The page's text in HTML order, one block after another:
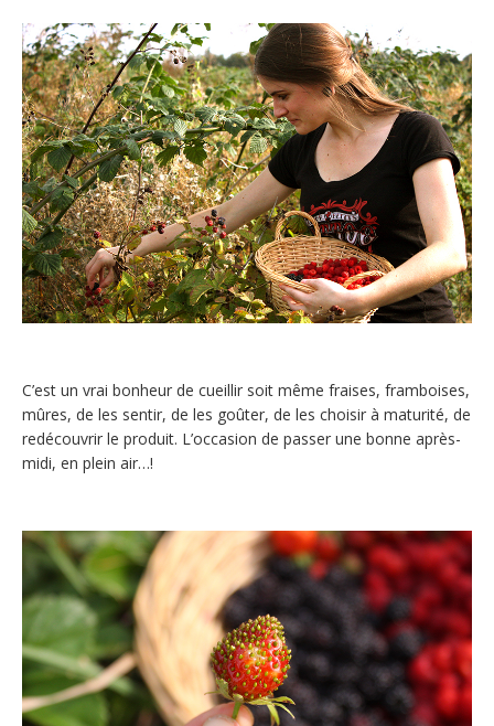
C’est un vrai bonheur de cueillir soit même fraises, framboises,
mûres, de les sentir, de les goûter, de les choisir à maturité, de
redécouvrir le produit. L’occasion de passer une bonne après-
midi, en plein air…!